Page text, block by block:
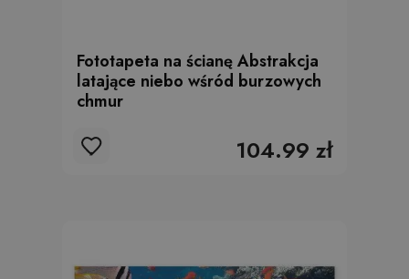
Fototapeta na ścianę Abstrakcja
latające niebo wśród burzowych
chmur
104.99 zł